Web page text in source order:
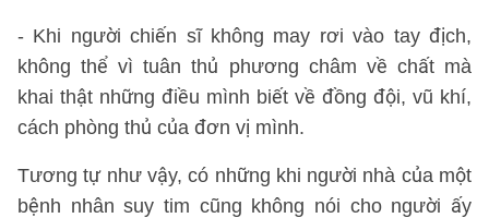
- Khi người chiến sĩ không may rơi vào tay địch,
không thể vì tuân thủ phương châm về chất mà
khai thật những điều mình biết về đồng đội, vũ khí,
cách phòng thủ của đơn vị mình.
Tương tự như vậy, có những khi người nhà của một
bệnh nhân suy tim cũng không nói cho người ấy